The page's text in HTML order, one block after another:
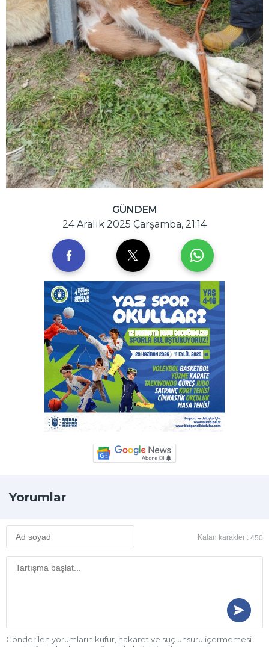
GÜNDEM
24 Aralık 2025 Çarşamba, 21:14
Yorumlar
Kalan karakter : 450
Gönderilen yorumların küfür, hakaret ve suç unsuru içermemesi